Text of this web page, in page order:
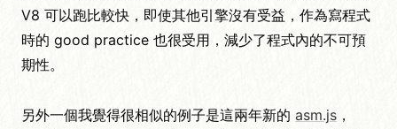
V8 可以跑比較快，即使其他引擎沒有受益，作為寫程式
時的 good practice 也很受用，減少了程式內的不可預
期性。
另外一個我覺得很相似的例子是這兩年新的 asm.js ，